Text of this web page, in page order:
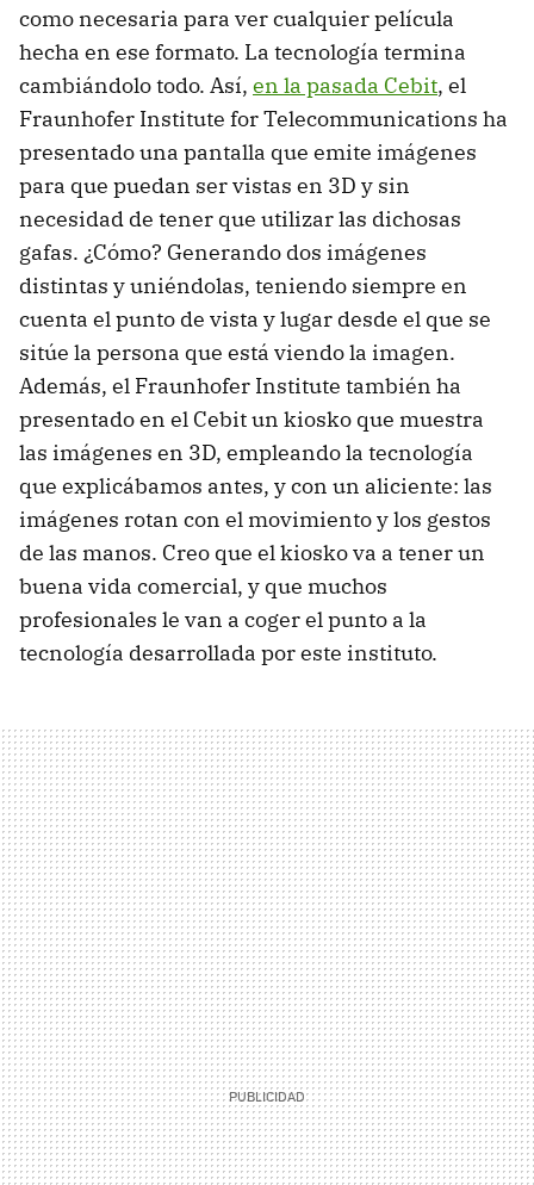
como necesaria para ver cualquier película
hecha en ese formato. La tecnología termina
cambiándolo todo. Así, en la pasada Cebit, el
Fraunhofer Institute for Telecommunications ha
presentado una pantalla que emite imágenes
para que puedan ser vistas en 3D y sin
necesidad de tener que utilizar las dichosas
gafas. ¿Cómo? Generando dos imágenes
distintas y uniéndolas, teniendo siempre en
cuenta el punto de vista y lugar desde el que se
sitúe la persona que está viendo la imagen.
Además, el Fraunhofer Institute también ha
presentado en el Cebit un kiosko que muestra
las imágenes en 3D, empleando la tecnología
que explicábamos antes, y con un aliciente: las
imágenes rotan con el movimiento y los gestos
de las manos. Creo que el kiosko va a tener un
buena vida comercial, y que muchos
profesionales le van a coger el punto a la
tecnología desarrollada por este instituto.